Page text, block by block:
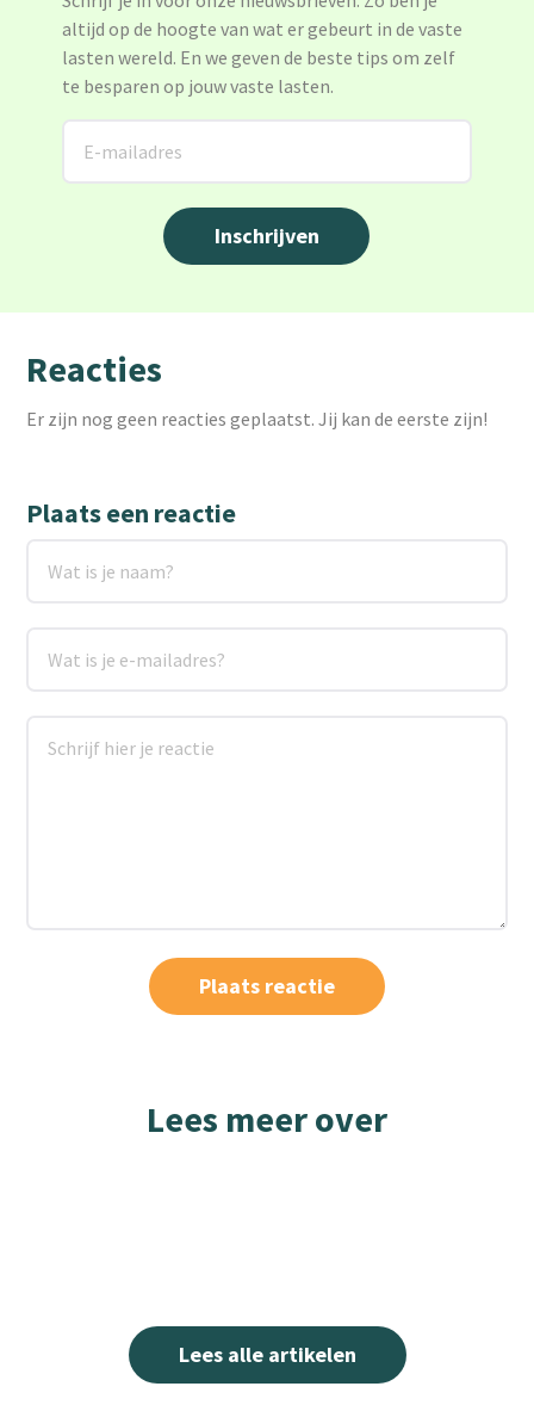
altijd op de hoogte van wat er gebeurt in de vaste
lasten wereld. En we geven de beste tips om zelf
te besparen op jouw vaste lasten.
Reacties
Er zijn nog geen reacties geplaatst. Jij kan de eerste zijn!
Plaats een reactie
Lees meer over
Lees alle artikelen